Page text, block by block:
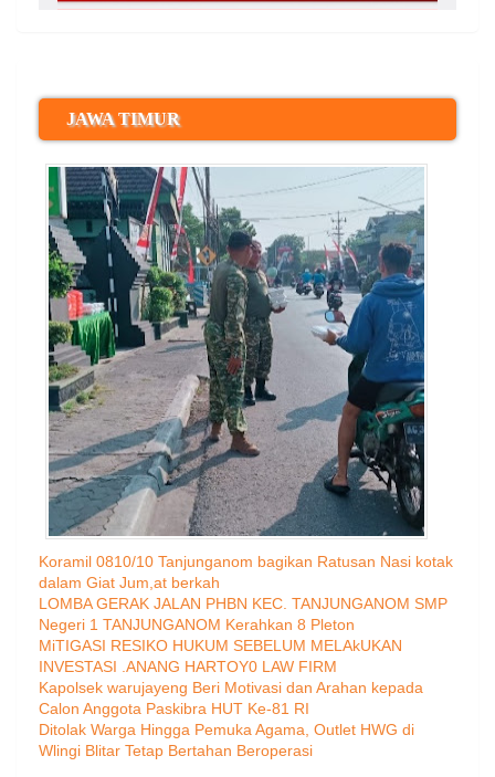
JAWA TIMUR
Koramil 0810/10 Tanjunganom bagikan Ratusan Nasi kotak
dalam Giat Jum,at berkah
LOMBA GERAK JALAN PHBN KEC. TANJUNGANOM SMP
Negeri 1 TANJUNGANOM Kerahkan 8 Pleton
MiTIGASI RESIKO HUKUM SEBELUM MELAkUKAN
INVESTASI .ANANG HARTOY0 LAW FIRM
Kapolsek warujayeng Beri Motivasi dan Arahan kepada
Calon Anggota Paskibra HUT Ke-81 RI
Ditolak Warga Hingga Pemuka Agama, Outlet HWG di
Wlingi Blitar Tetap Bertahan Beroperasi